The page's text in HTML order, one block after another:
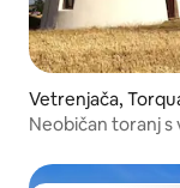
Vetrenjača,
Neobičan toranj